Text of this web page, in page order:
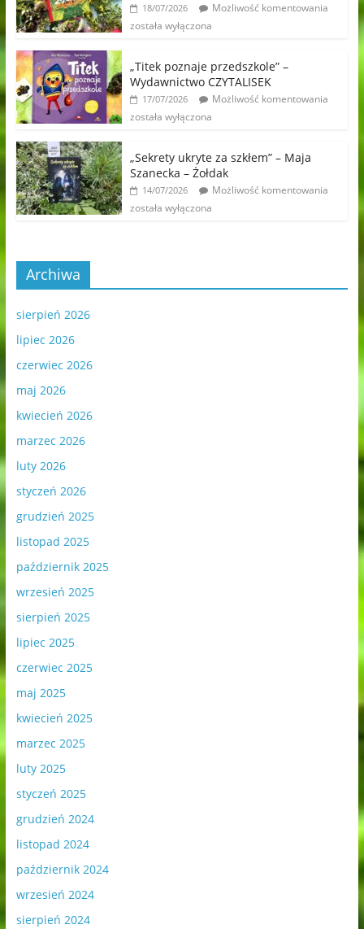
18/07/2026
Możliwość komentowania
została wyłączona
„Titek poznaje przedszkole” –
Wydawnictwo CZYTALISEK
17/07/2026
Możliwość komentowania
została wyłączona
„Sekrety ukryte za szkłem” – Maja
Szanecka – Żołdak
14/07/2026
Możliwość komentowania
została wyłączona
Archiwa
sierpień 2026
lipiec 2026
czerwiec 2026
maj 2026
kwiecień 2026
marzec 2026
luty 2026
styczeń 2026
grudzień 2025
listopad 2025
październik 2025
wrzesień 2025
sierpień 2025
lipiec 2025
czerwiec 2025
maj 2025
kwiecień 2025
marzec 2025
luty 2025
styczeń 2025
grudzień 2024
listopad 2024
październik 2024
wrzesień 2024
sierpień 2024